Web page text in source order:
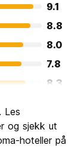
9.1
8.8
8.0
7.8
8.3
9.6
7.7
Les
og sjekk ut
hoteller på